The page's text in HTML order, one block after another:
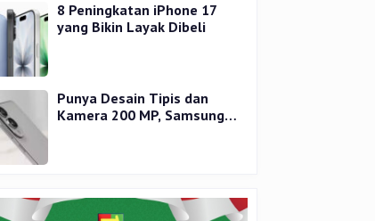
8 Peningkatan iPhone 17
yang Bikin Layak Dibeli
Punya Desain Tipis dan
Kamera 200 MP, Samsung